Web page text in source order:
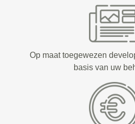
Op maat toegewezen
basis van uw